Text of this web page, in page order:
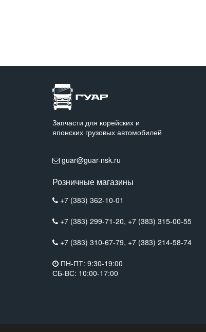
Запчасти для корейских и
японских грузовых автомобилей
guar@guar-nsk.ru
Розничные магазины
+7 (383) 362-10-01
+7 (383) 299-71-20, +7 (383) 315-00-55
+7 (383) 310-67-79, +7 (383) 214-58-74
ПН-ПТ: 9:30-19:00
СБ-ВС: 10:00-17:00